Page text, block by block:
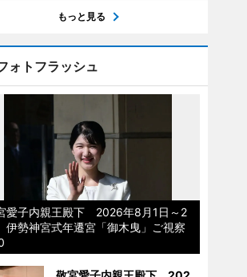
もっと見る
ォトフラッシュ
愛子内親王殿下 2026年8月1日～2
勢神宮式年遷宮「御木曳」ご視察